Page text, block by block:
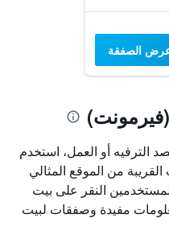
الصفقة
الترفيه أو العمل، استخدم
من الموقع المثالي
النقر على بيت
مفيدة وصفقات لبيت